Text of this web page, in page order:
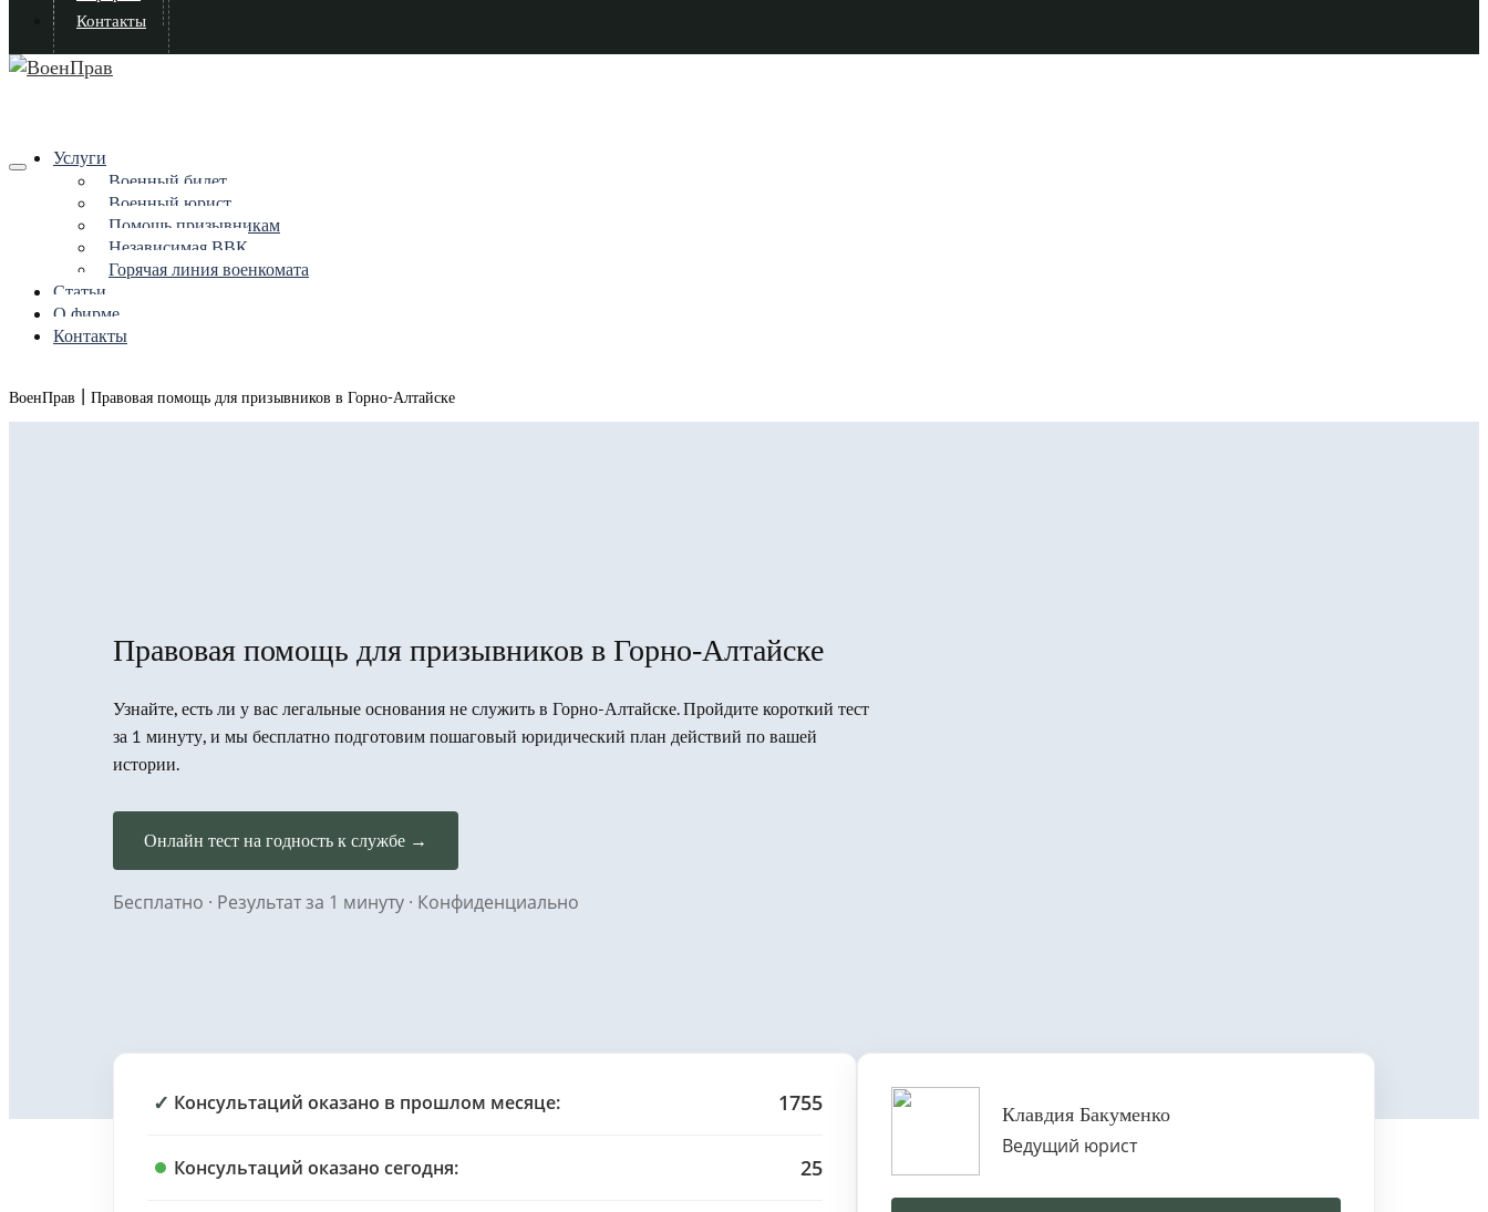
Контакты
Услуги
Военный билет
Военный юрист
Помощь призывникам
Независимая ВВК
Горячая линия военкомата
Статьи
О фирме
Контакты
ВоенПрав | Правовая помощь для призывников в Горно-Алтайске
Правовая помощь для призывников в Горно-Алтайске
Узнайте, есть ли у вас легальные основания не служить в Горно-Алтайске. Пройдите короткий тест
за 1 минуту, и мы бесплатно подготовим пошаговый юридический план действий по вашей
истории.
Онлайн тест на годность к службе →
Бесплатно · Результат за 1 минуту · Конфиденциально
✓ Консультаций оказано в прошлом месяце: 1755
Консультаций оказано сегодня: 25
Клавдия Бакуменко
Ведущий юрист